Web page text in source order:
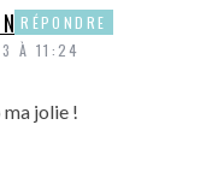
À 11:24
jolie !
RÉPONDRE